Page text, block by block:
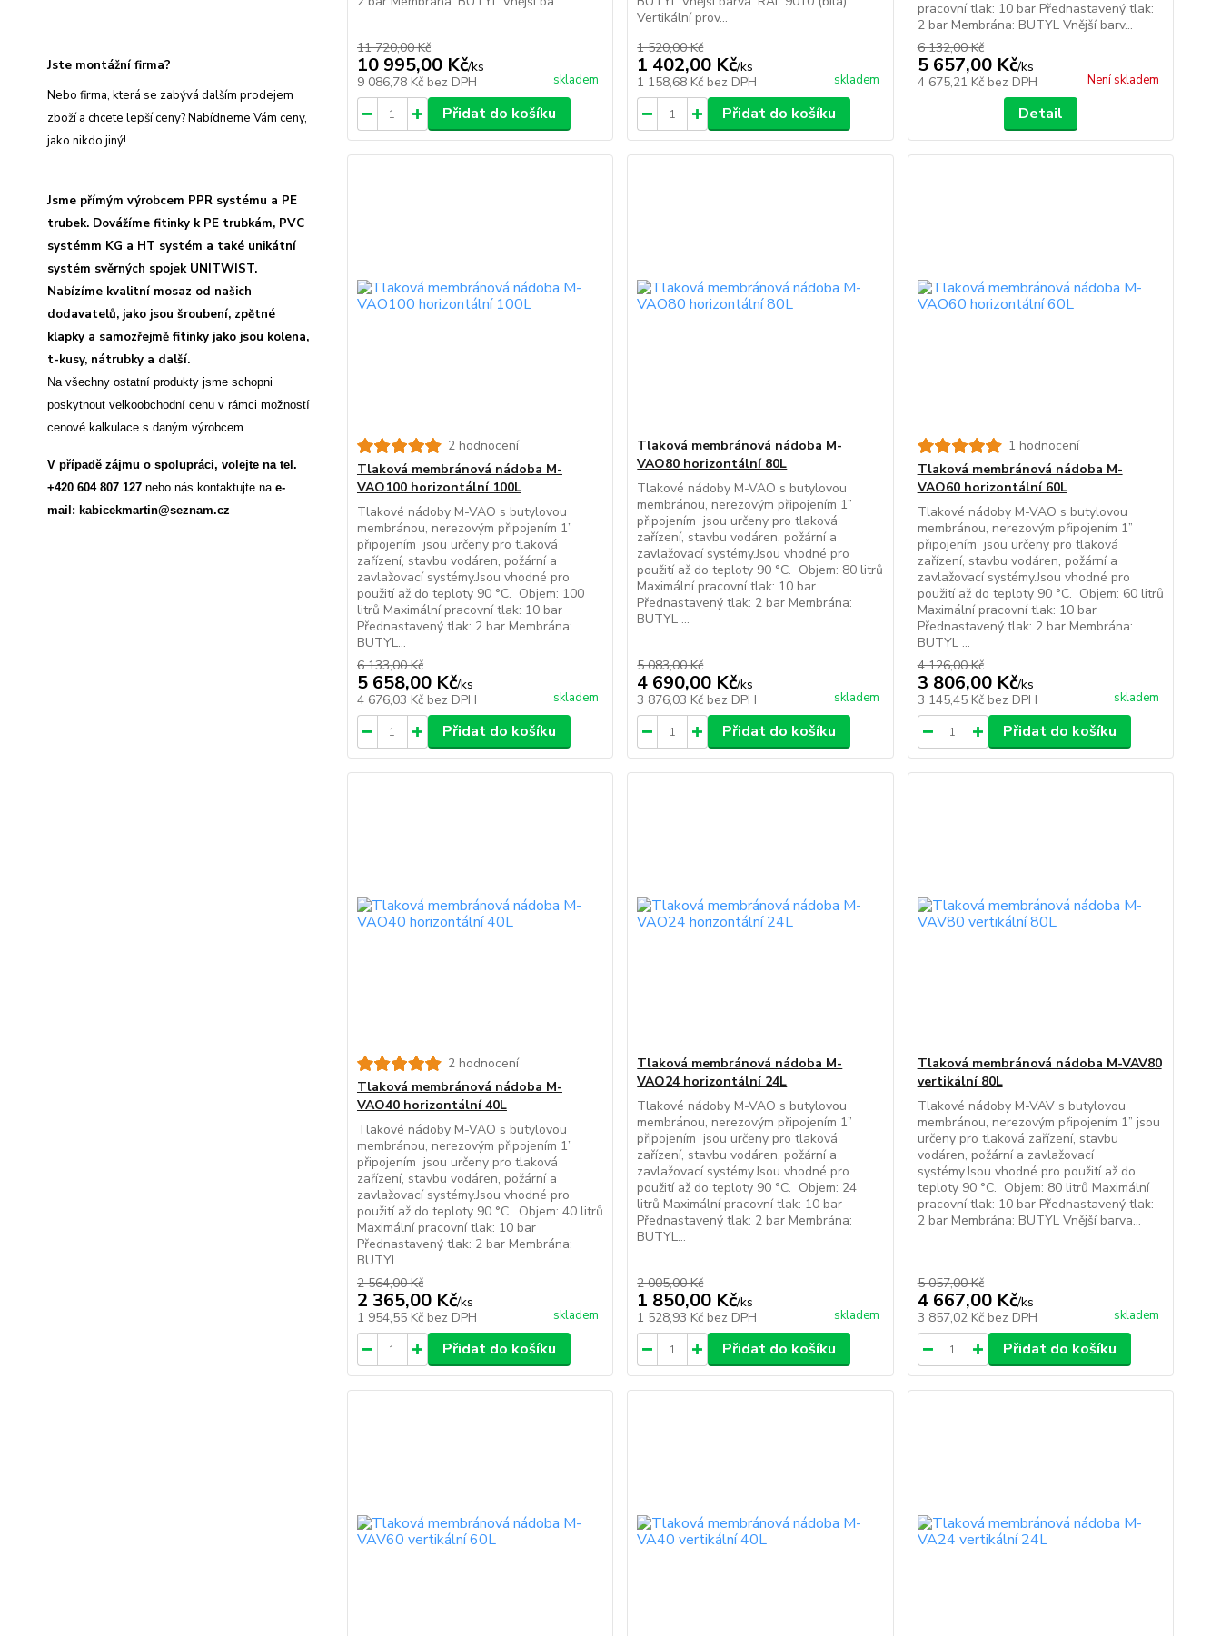
Jste montážní firma?
Nebo firma, která se zabývá dalším prodejem
zboží a chcete lepší ceny? Nabídneme Vám ceny,
jako nikdo jiný!
Jsme přímým výrobcem PPR systému a PE
trubek. Dovážíme fitinky k PE trubkám, PVC
systémm KG a HT systém a také unikátní
systém svěrných spojek UNITWIST.
Nabízíme kvalitní mosaz od našich
dodavatelů, jako jsou šroubení, zpětné
klapky a samozřejmě fitinky jako jsou kolena,
t-kusy, nátrubky a další.
Na všechny ostatní produkty jsme schopni
poskytnout velkoobchodní cenu v rámci možností
cenové kalkulace s daným výrobcem.
V případě zájmu o spolupráci, volejte na tel.
+420 604 807 127 nebo nás kontaktujte nae-
mail: kabicekmartin@seznam.cz
11 720,00 Kč
10 995,00 Kč/ks
9 086,78 Kč bez DPH skladem
Přidat do košíku
Vertikální prov...
1 520,00 Kč
1 402,00 Kč/ks
1 158,68 Kč bez DPH skladem
Přidat do košíku
pracovní tlak: 10 bar Přednastavený tlak:
2 bar Membrána: BUTYL Vnější barv...
6 132,00 Kč
5 657,00 Kč/ks
4 675,21 Kč bez DPH Není skladem
Detail
2 hodnocení
Tlaková membránová nádoba M-
VAO100 horizontální 100L
Tlakové nádoby M-VAO s butylovou
membránou, nerezovým připojením 1”
připojením jsou určeny pro tlaková
zařízení, stavbu vodáren, požární a
zavlažovací systémy.Jsou vhodné pro
použití až do teploty 90 °C. Objem: 100
litrů Maximální pracovní tlak: 10 bar
Přednastavený tlak: 2 bar Membrána:
BUTYL...
6 133,00 Kč
5 658,00 Kč/ks
4 676,03 Kč bez DPH skladem
Přidat do košíku
Tlaková membránová nádoba M-
VAO80 horizontální 80L
Tlakové nádoby M-VAO s butylovou
membránou, nerezovým připojením 1”
připojením jsou určeny pro tlaková
zařízení, stavbu vodáren, požární a
zavlažovací systémy.Jsou vhodné pro
použití až do teploty 90 °C. Objem: 80 litrů
Maximální pracovní tlak: 10 bar
Přednastavený tlak: 2 bar Membrána:
BUTYL ...
5 083,00 Kč
4 690,00 Kč/ks
3 876,03 Kč bez DPH skladem
Přidat do košíku
1 hodnocení
Tlaková membránová nádoba M-
VAO60 horizontální 60L
Tlakové nádoby M-VAO s butylovou
membránou, nerezovým připojením 1”
připojením jsou určeny pro tlaková
zařízení, stavbu vodáren, požární a
zavlažovací systémy.Jsou vhodné pro
použití až do teploty 90 °C. Objem: 60 litrů
Maximální pracovní tlak: 10 bar
Přednastavený tlak: 2 bar Membrána:
BUTYL ...
4 126,00 Kč
3 806,00 Kč/ks
3 145,45 Kč bez DPH skladem
Přidat do košíku
2 hodnocení
Tlaková membránová nádoba M-
VAO40 horizontální 40L
Tlakové nádoby M-VAO s butylovou
membránou, nerezovým připojením 1”
připojením jsou určeny pro tlaková
zařízení, stavbu vodáren, požární a
zavlažovací systémy.Jsou vhodné pro
použití až do teploty 90 °C. Objem: 40 litrů
Maximální pracovní tlak: 10 bar
Přednastavený tlak: 2 bar Membrána:
BUTYL ...
2 564,00 Kč
2 365,00 Kč/ks
1 954,55 Kč bez DPH skladem
Přidat do košíku
Tlaková membránová nádoba M-
VAO24 horizontální 24L
Tlakové nádoby M-VAO s butylovou
membránou, nerezovým připojením 1”
připojením jsou určeny pro tlaková
zařízení, stavbu vodáren, požární a
zavlažovací systémy.Jsou vhodné pro
použití až do teploty 90 °C. Objem: 24
litrů Maximální pracovní tlak: 10 bar
Přednastavený tlak: 2 bar Membrána:
BUTYL...
2 005,00 Kč
1 850,00 Kč/ks
1 528,93 Kč bez DPH skladem
Přidat do košíku
Tlaková membránová nádoba M-VAV80
vertikální 80L
Tlakové nádoby M-VAV s butylovou
membránou, nerezovým připojením 1” jsou
určeny pro tlaková zařízení, stavbu
vodáren, požární a zavlažovací
systémy.Jsou vhodné pro použití až do
teploty 90 °C. Objem: 80 litrů Maximální
pracovní tlak: 10 bar Přednastavený tlak:
2 bar Membrána: BUTYL Vnější barva...
5 057,00 Kč
4 667,00 Kč/ks
3 857,02 Kč bez DPH skladem
Přidat do košíku